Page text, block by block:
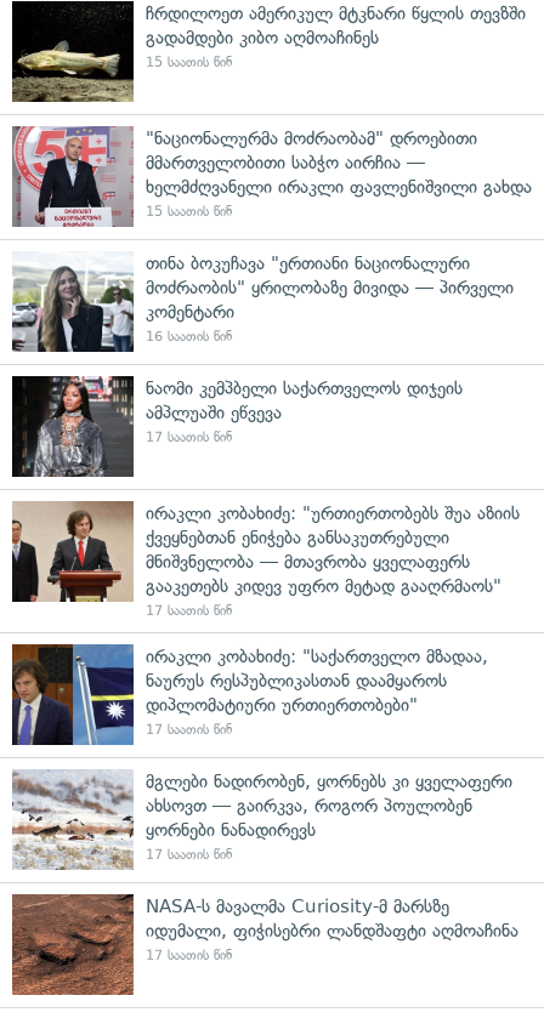
ჩრდილოეთ ამერიკულ მტკნარი წყლის თევზში
გადამდები კიბო აღმოაჩინეს
15 საათის წინ
"ნაციონალურმა მოძრაობამ" დროებითი
მმართველობითი საბჭო აირჩია —
ხელმძღვანელი ირაკლი ფავლენიშვილი გახდა
15 საათის წინ
თინა ბოკუჩავა "ერთიანი ნაციონალური
მოძრაობის" ყრილობაზე მივიდა — პირველი
კომენტარი
16 საათის წინ
ნაომი კემპბელი საქართველოს დიჯეის
ამპლუაში ეწვევა
17 საათის წინ
ირაკლი კობახიძე: "ურთიერთობებს შუა აზიის
ქვეყნებთან ენიჭება განსაკუთრებული
მნიშვნელობა — მთავრობა ყველაფერს
გააკეთებს კიდევ უფრო მეტად გააღრმაოს"
17 საათის წინ
ირაკლი კობახიძე: "საქართველო მზადაა,
ნაურუს რესპუბლიკასთან დაამყაროს
დიპლომატიური ურთიერთობები"
17 საათის წინ
მგლები ნადირობენ, ყორნებს კი ყველაფერი
ახსოვთ — გაირკვა, როგორ პოულობენ
ყორნები ნანადირევს
17 საათის წინ
NASA-ს მავალმა Curiosity-მ მარსზე
იდუმალი, ფიჭისებრი ლანდშაფტი აღმოაჩინა
17 საათის წინ